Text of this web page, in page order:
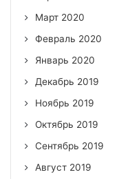
Март 2020
Февраль 2020
Январь 2020
Декабрь 2019
Ноябрь 2019
Октябрь 2019
Сентябрь 2019
Август 2019